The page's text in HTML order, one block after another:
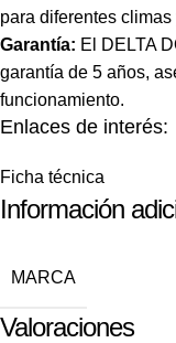
para diferentes
Garantía: El DELTA
garantía de 5 años,
funcionamiento.
Enlaces de interés:
Ficha técnica
Información
MARCA
Valoraciones